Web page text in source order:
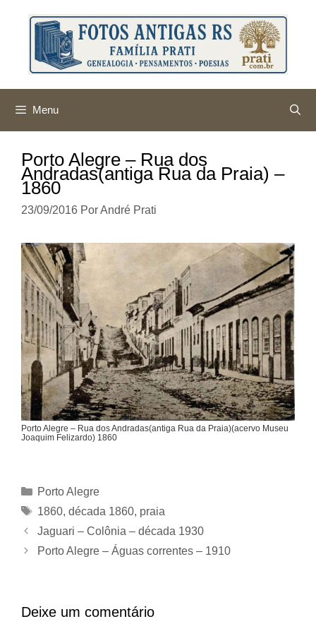
conteúdo
Menu
Porto Alegre – Rua dos
Andradas(antiga Rua da Praia) –
1860
23/09/2016 PorAndré Prati
Porto Alegre – Rua dos Andradas(antiga Rua da Praia)(acervo Museu
Joaquim Felizardo) 1860
Categorias
Porto Alegre
Tags
1860, década 1860, praia
Jaguari – Colônia – década 1930
Porto Alegre – Águas correntes – 1910
Deixe um comentário